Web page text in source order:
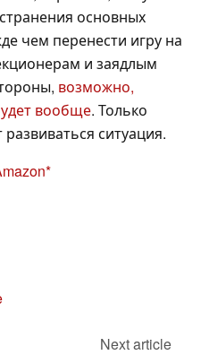
основных
чем перенести игру на
и заядлым
возможно,
вообще. Только
ситуация.
Next article